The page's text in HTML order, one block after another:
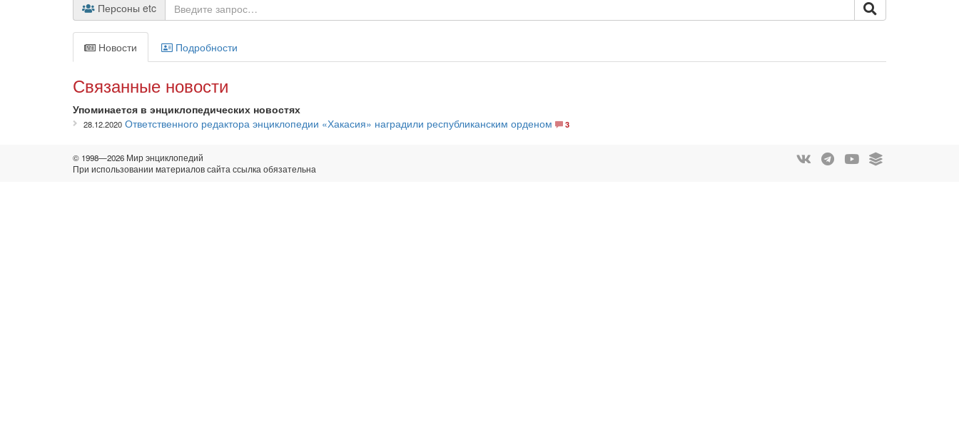
Персоны etc
Новости Подробности
Связанные новости
Упоминается в энциклопедических новостях
28.12.2020 Ответственного редактора энциклопедии «Хакасия» наградили республиканским орденом 3
© 1998—2026 Мир энциклопедий
При использовании материалов сайта ссылка обязательна